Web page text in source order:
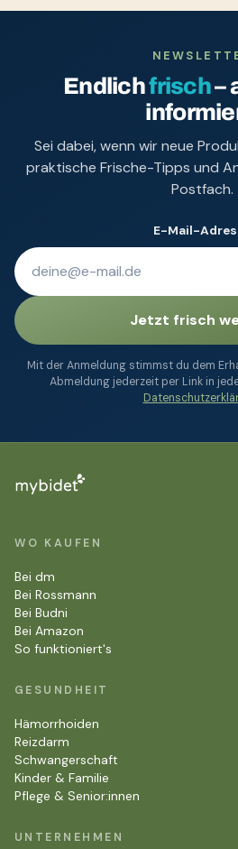
Endlichfrisch–
Sei dabei, wenn wir neue
praktische Frische-Tipps und
Postfach.
E-Mail-
Jetzt frisch
Mit der Anmeldung stimmst du dem
Abmeldung jederzeit per Link in
Mit der Anmeldung stimmst du dem
WO KAUFEN
Bei dm
Bei Rossmann
Bei Budni
Bei Amazon
So funktioniert's
GESUNDHEIT
Hämorrhoiden
Reizdarm
Schwangerschaft
Kinder & Familie
Pflege & Senior:innen
UNTERNEHMEN